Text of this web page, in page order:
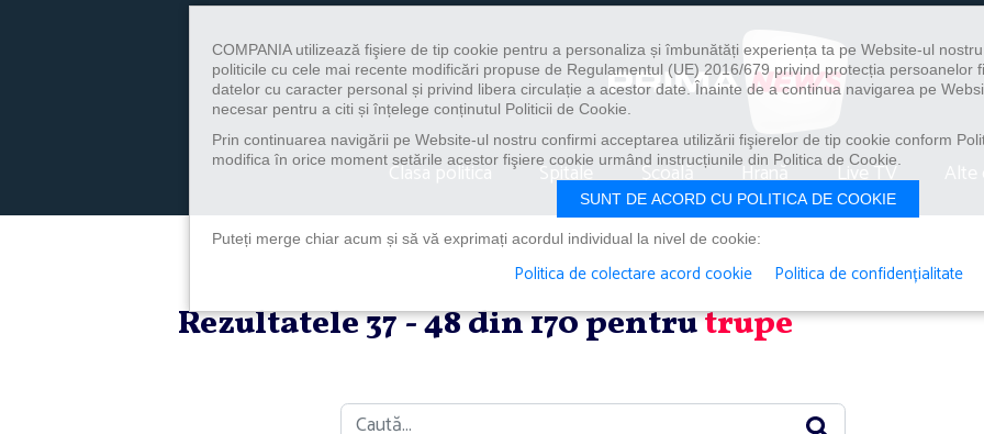
Clasa politica Spitale Școală Hrană Live TV
Rezultatele 37 - 48 din 170 pentrutrupe
Caută
COMPANIA utilizează fişiere de tip cookie pentru a personaliza și îmbunătăți experiența ta pe Website-ul
politicile cu cele mai recente modificări propuse de Regulamentul (UE) 2016/679 privind protecția persoanelor
datelor cu caracter personal și privind libera circulație a acestor date. Înainte de a continua navigarea pe
necesar pentru a citi și înțelege conținutul Politicii de Cookie.
Prin continuarea navigării pe Website-ul nostru confirmi acceptarea utilizării fişierelor de tip cookie conform
modifica în orice moment setările acestor fişiere cookie urmând instrucțiunile din Politica de Cookie.
SUNT DE ACORD CU POLITICA DE COOKIE
Puteți merge chiar acum și să vă exprimați acordul individual la nivel de cookie:
Politica de colectare acord cookie Politica de confidențialitate